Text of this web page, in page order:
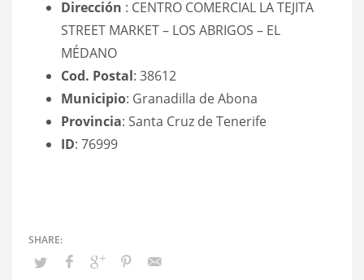
Dirección : CENTRO COMERCIAL LA TEJITA
STREET MARKET – LOS ABRIGOS – EL
MÉDANO
Cod. Postal: 38612
Municipio: Granadilla de Abona
Provincia: Santa Cruz de Tenerife
ID: 76999